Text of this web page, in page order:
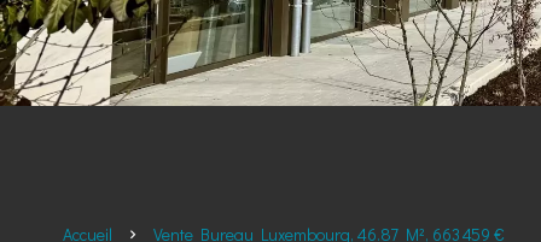
Accueil Vente Bureau Luxembourg, 46.87 M², 663 459 €